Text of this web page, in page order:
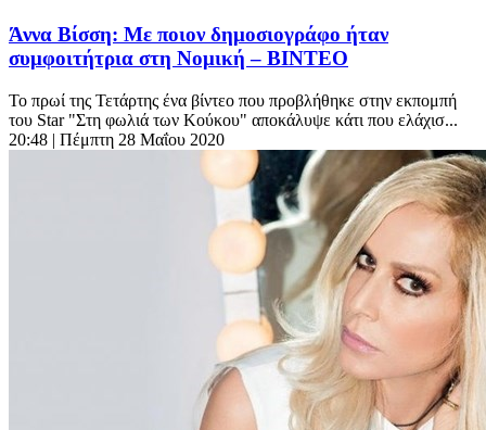
Άννα Βίσση: Με ποιον δημοσιογράφο ήταν
συμφοιτήτρια στη Νομική – ΒΙΝΤΕΟ
Το πρωί της Τετάρτης ένα βίντεο που προβλήθηκε στην εκπομπή
του Star "Στη φωλιά των Κούκου" αποκάλυψε κάτι που ελάχισ...
20:48 | Πέμπτη 28 Μαΐου 2020